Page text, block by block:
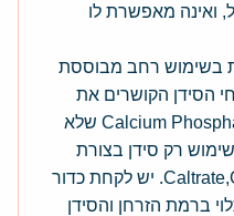
ואינה מאפשרת לו
בשימוש רחב מבוססת
הסידן הקושרים את
הזרחן שבמזון מייצרים מלח Calcium Phosphate שלא
רק סידן בצורת
קרבונט, Caltrate,Calcimore 600, Tums. יש לקחת כדור
ברמת הזרחן והסידן